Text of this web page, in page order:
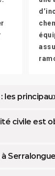
les
civile est